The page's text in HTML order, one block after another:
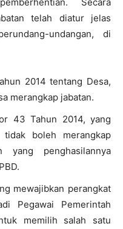
telah diatur jelas
undangan, di
2014 tentang Desa,
merangkap jabatan.
43 Tahun 2014, yang
tidak boleh merangkap
yang penghasilannya
mewajibkan perangkat
Pegawai Pemerintah
memilih salah satu